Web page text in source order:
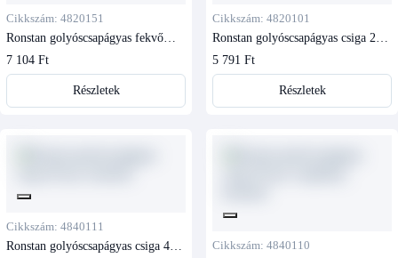
Cikkszám: 4820151
Ronstan golyóscsapágyas fekvő
terelőcsiga 20 mm
7 104 Ft
Részletek
Cikkszám: 4820101
Ronstan golyóscsapágyas csiga 20
mm, kengyeles
5 791 Ft
Részletek
Cikkszám: 4840111
Ronstan golyóscsapágyas csiga 40
Cikkszám: 4840110